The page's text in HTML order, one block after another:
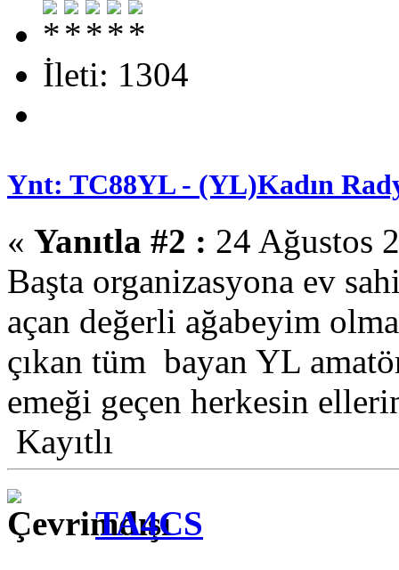
İleti: 1304
Ynt: TC88YL - (YL)Kadın
« Yanıtla #2 : 24 Ağustos
Başta organizasyona ev
açan değerli ağabeyim
çıkan tüm bayan YL
emeği geçen herkesin
Kayıtlı
TA4CS